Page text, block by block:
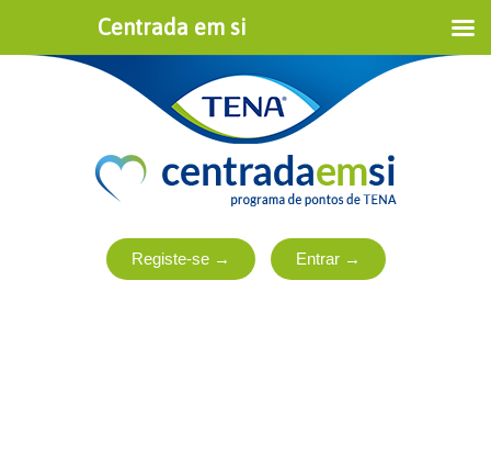
Centrada em si